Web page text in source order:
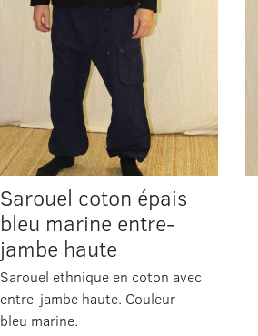
Sarouel coton épais
bleu marine entre-
jambe haute
Sarouel ethnique en coton avec
entre-jambe haute. Couleur
bleu marine.